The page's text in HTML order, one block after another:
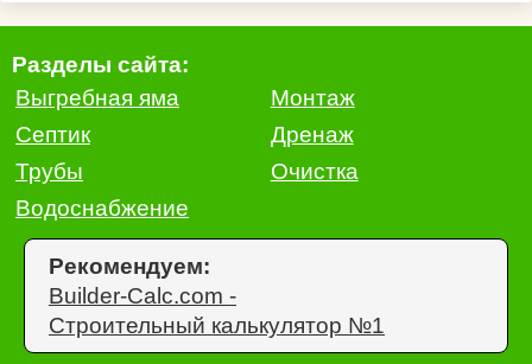
Разделы сайта:
Выгребная яма
Монтаж
Септик
Дренаж
Трубы
Очистка
Водоснабжение
Рекомендуем:
Builder-Calc.com -
Строительный калькулятор №1